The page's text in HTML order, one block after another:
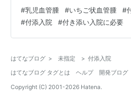
そうな可能性があることや、顔など
にできた場合等の場合は、治療をし
にできてしまったので治療するこ
ーザーによる治療がありますが、
です。 レーザー治療は、設備のあ
#乳児血管腫 #いちご状血管腫 #
#付添入院 #付き添い入院に必要
はてなブログ > 未指定 > 付添入院
はてなブログ タグとは
ヘルプ 開発ブログ
Copyright (C) 2001-2026 Hatena.